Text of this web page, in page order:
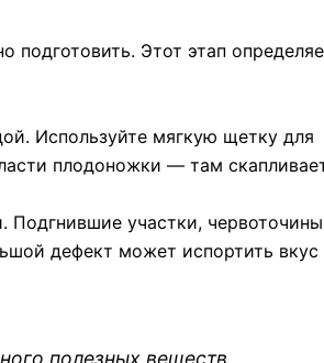
подготовить. Этот этап
Используйте мягкую щетку для
плодоножки — там
Подгнившие участки,
дефект может испортить вкус